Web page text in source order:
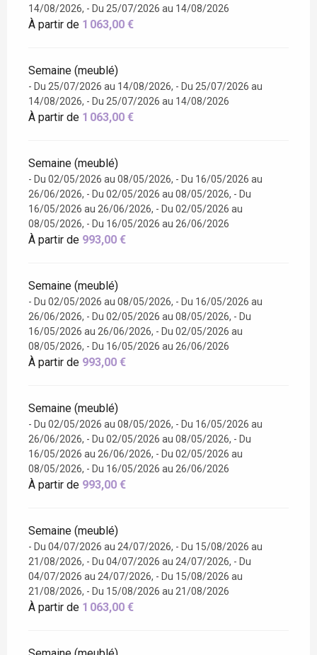
14/08/2026, - Du 25/07/2026 au 14/08/2026
À partir de 1 063,00 €
Semaine (meublé)
- Du 25/07/2026 au 14/08/2026, - Du 25/07/2026 au
14/08/2026, - Du 25/07/2026 au 14/08/2026
À partir de 1 063,00 €
Semaine (meublé)
- Du 02/05/2026 au 08/05/2026, - Du 16/05/2026 au
26/06/2026, - Du 02/05/2026 au 08/05/2026, - Du
16/05/2026 au 26/06/2026, - Du 02/05/2026 au
08/05/2026, - Du 16/05/2026 au 26/06/2026
À partir de 993,00 €
Semaine (meublé)
- Du 02/05/2026 au 08/05/2026, - Du 16/05/2026 au
26/06/2026, - Du 02/05/2026 au 08/05/2026, - Du
16/05/2026 au 26/06/2026, - Du 02/05/2026 au
08/05/2026, - Du 16/05/2026 au 26/06/2026
À partir de 993,00 €
Semaine (meublé)
- Du 02/05/2026 au 08/05/2026, - Du 16/05/2026 au
26/06/2026, - Du 02/05/2026 au 08/05/2026, - Du
16/05/2026 au 26/06/2026, - Du 02/05/2026 au
08/05/2026, - Du 16/05/2026 au 26/06/2026
À partir de 993,00 €
Semaine (meublé)
- Du 04/07/2026 au 24/07/2026, - Du 15/08/2026 au
21/08/2026, - Du 04/07/2026 au 24/07/2026, - Du
04/07/2026 au 24/07/2026, - Du 15/08/2026 au
21/08/2026, - Du 15/08/2026 au 21/08/2026
À partir de 1 063,00 €